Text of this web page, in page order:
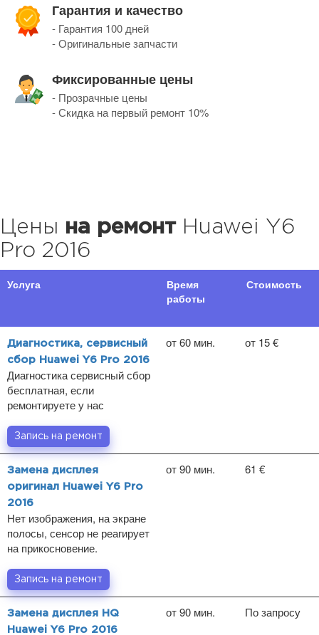
Гарантия и качество
- Гарантия 100 дней
- Оригинальные запчасти
Фиксированные цены
- Прозрачные цены
- Скидка на первый ремонт 10%
Цены на ремонтHuawei Y6
Pro 2016
Услуга
Время
работы
Стоимость
Диагностика, сервисный
сбор Huawei Y6 Pro 2016
Диагностика сервисный сбор
бесплатная, если
ремонтируете у нас
от 60 мин. от 15 €
Запись на ремонт
Замена дисплея
оригинал Huawei Y6 Pro
2016
Нет изображения, на экране
полосы, сенсор не реагирует
на прикосновение.
от 90 мин. 61 €
Запись на ремонт
Замена дисплея HQ
Huawei Y6 Pro 2016
от 90 мин. По запросу